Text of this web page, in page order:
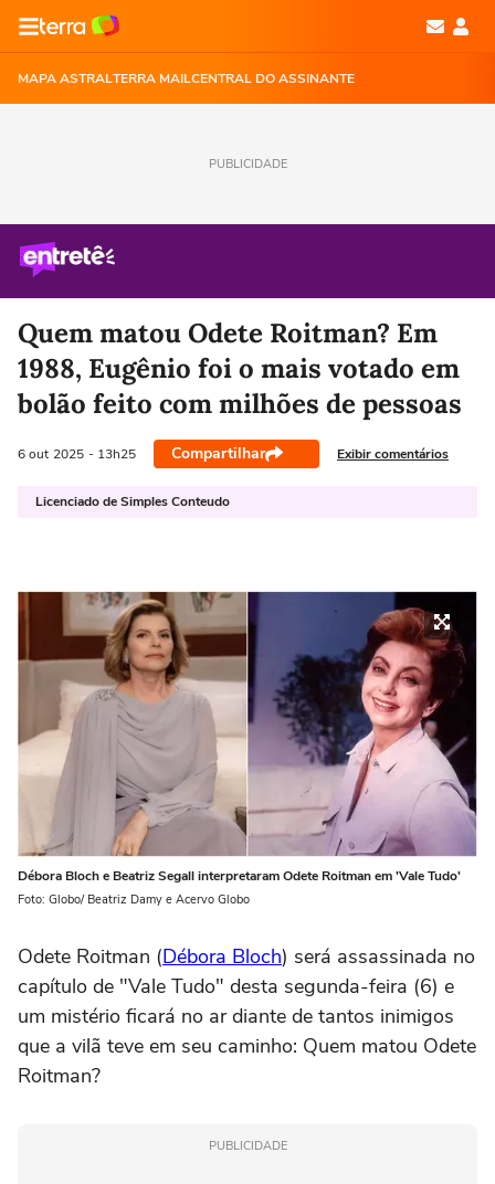
MAPA ASTRALTERRA MAILCENTRAL DO ASSINANTE
PUBLICIDADE
Quem matou Odete Roitman? Em
1988, Eugênio foi o mais votado em
bolão feito com milhões de pessoas
6 out 2025 - 13h25 Compartilhar Exibir comentários
Licenciado de Simples Conteudo
Débora Bloch e Beatriz Segall interpretaram Odete Roitman em 'Vale Tudo'
Foto: Globo/ Beatriz Damy e Acervo Globo
Odete Roitman (Débora Bloch) será assassinada no
capítulo de "Vale Tudo" desta segunda-feira (6) e
um mistério ficará no ar diante de tantos inimigos
que a vilã teve em seu caminho: Quem matou Odete
Roitman?
PUBLICIDADE